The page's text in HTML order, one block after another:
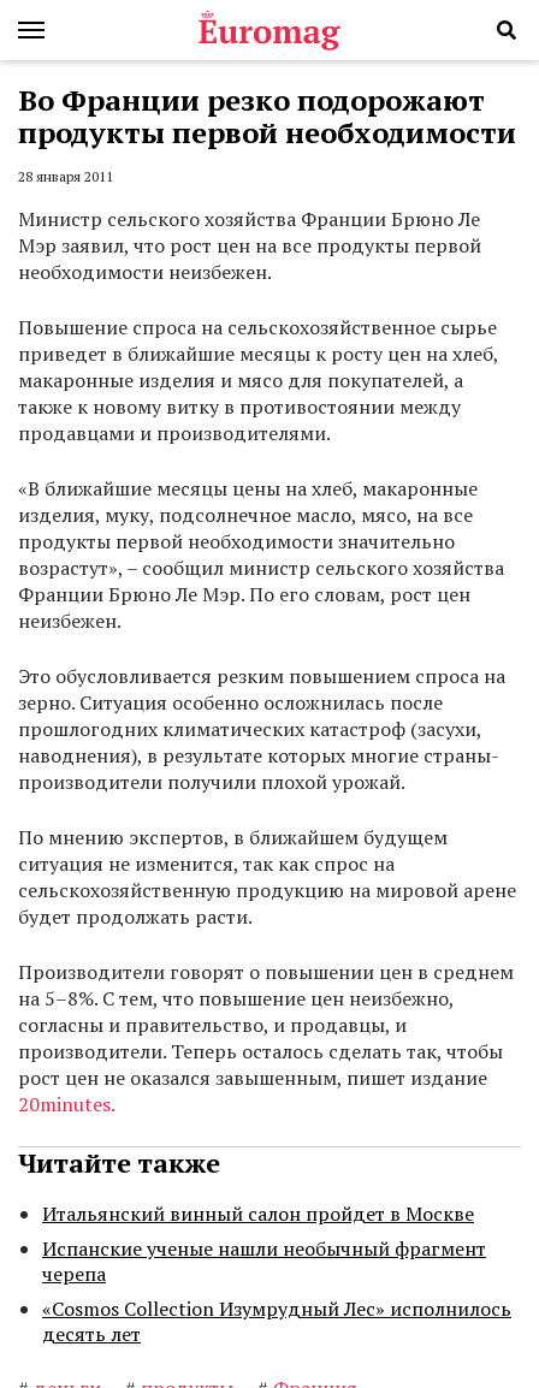
Во Франции резко подорожают
продукты первой необходимости
28 января 2011
Министр сельского хозяйства Франции Брюно Ле
Мэр заявил, что рост цен на все продукты первой
необходимости неизбежен.
Повышение спроса на сельскохозяйственное сырье
приведет в ближайшие месяцы к росту цен на хлеб,
макаронные изделия и мясо для покупателей, а
также к новому витку в противостоянии между
продавцами и производителями.
«В ближайшие месяцы цены на хлеб, макаронные
изделия, муку, подсолнечное масло, мясо, на все
продукты первой необходимости значительно
возрастут», – сообщил министр сельского хозяйства
Франции Брюно Ле Мэр. По его словам, рост цен
неизбежен.
Это обусловливается резким повышением спроса на
зерно. Ситуация особенно осложнилась после
прошлогодних климатических катастроф (засухи,
наводнения), в результате которых многие страны-
производители получили плохой урожай.
По мнению экспертов, в ближайшем будущем
ситуация не изменится, так как спрос на
сельскохозяйственную продукцию на мировой арене
будет продолжать расти.
Производители говорят о повышении цен в среднем
на 5–8%. С тем, что повышение цен неизбежно,
согласны и правительство, и продавцы, и
производители. Теперь осталось сделать так, чтобы
рост цен не оказался завышенным, пишет издание
20minutes.
Читайте также
Итальянский винный салон пройдет в Москве
Испанские ученые нашли необычный фрагмент
черепа
«Cosmos Collection Изумрудный Лес» исполнилось
десять лет